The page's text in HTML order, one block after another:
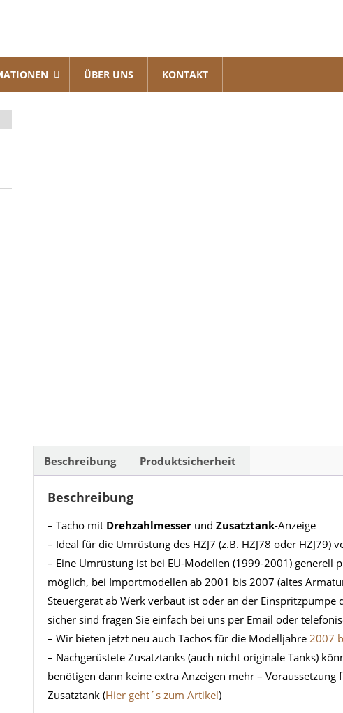
ÜBER UNS KONTAKT
Beschreibung Produktsicherheit
Beschreibung
– Tacho mit Drehzahlmesser und Zusatztank-Anzeige
– Ideal für die Umrüstung des HZJ7 (z.B. HZJ78 oder HZJ79)
– Eine Umrüstung ist bei EU-Modellen (1999-2001) generell
möglich, bei Importmodellen ab 2001 bis 2007 (altes
Steuergerät ab Werk verbaut ist oder an der
sicher sind fragen Sie einfach bei uns per Email oder
– Wir bieten jetzt neu auch Tachos für die Modelljahre 2007
– Nachgerüstete Zusatztanks (auch nicht originale Tanks)
benötigen dann keine extra Anzeigen mehr –
Zusatztank (Hier geht´s zum Artikel)